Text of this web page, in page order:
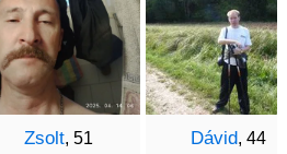
Zsolt, 51
Dávid, 44